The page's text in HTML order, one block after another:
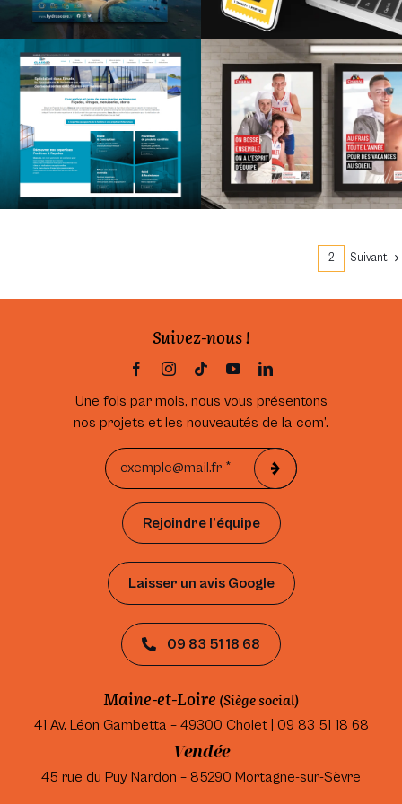
Identité visuelle et site vitrine
pour une entreprise de
menuiseries extérieures
Campagne de
communication
marque employeur
2 Suivant
Suivez-nous !
Une fois par mois, nous vous présentons
nos projets et les nouveautés de la com’.
Rejoindre l’équipe
Laisser un avis Google
09 83 51 18 68
Maine-et-Loire (Siège social)
41 Av. Léon Gambetta – 49300 Cholet | 09 83 51 18 68
Vendée
45 rue du Puy Nardon – 85290 Mortagne-sur-Sèvre